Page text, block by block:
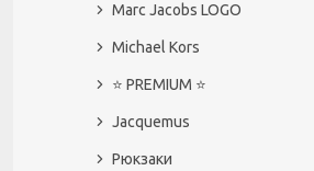
Marc Jacobs LOGO
Michael Kors
⭐️ PREMIUM ⭐️
Jacquemus
Рюкзаки